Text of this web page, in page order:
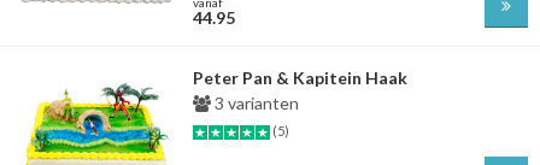
44.95
Peter Pan & Kapitein Haak
3 varianten
(5)